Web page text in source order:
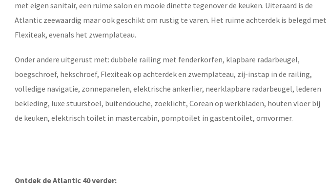
met eigen sanitair, een ruime salon en mooie dinette tegenover de keuken. Uiteraard is de
Atlantic zeewaardig maar ook geschikt om rustig te varen. Het ruime achterdek is belegd met
Flexiteak, evenals het zwemplateau.
Onder andere uitgerust met: dubbele railing met fenderkorfen, klapbare radarbeugel,
boegschroef, hekschroef, Flexiteak op achterdek en zwemplateau, zij-instap in de railing,
volledige navigatie, zonnepanelen, elektrische ankerlier, neerklapbare radarbeugel, lederen
bekleding, luxe stuurstoel, buitendouche, zoeklicht, Corean op werkbladen, houten vloer bij
de keuken, elektrisch toilet in mastercabin, pomptoilet in gastentoilet, omvormer.
Ontdek deAtlantic 40verder: